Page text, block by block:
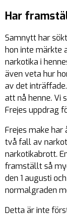
Har
Samnytt har
hon inte märkte
narkotika i
även veta hur
av det
att nå henne. Vi
Frejes uppdrag
Frejes make
två fall av
narkotikabrott.
framställt så
den 1 augusti
normalgraden
Detta är inte